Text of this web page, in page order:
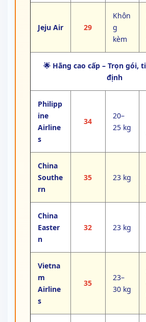
Jeju Air 29
Khôn
g
kèm
🌟 Hãng cao cấp – Trọn gói,
định
Philipp
ine
Airline
s
34
20–
25 kg
China
Southe
rn
35 23 kg
China
Easter
n
32 23 kg
Vietna
m
Airline
s
35
23–
30 kg